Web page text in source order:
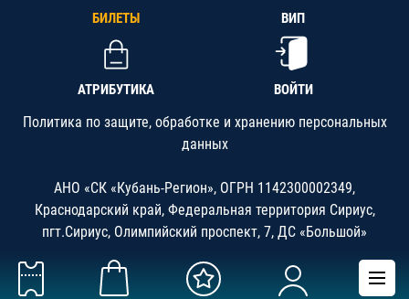
БИЛЕТЫ ВИП
АТРИБУТИКА ВОЙТИ
Политика по защите, обработке и хранению персональных
данных
АНО «СК «Кубань-Регион», ОГРН 1142300002349,
Краснодарский край, Федеральная территория Сириус,
пгт.Сириус, Олимпийский проспект, 7, ДС «Большой»